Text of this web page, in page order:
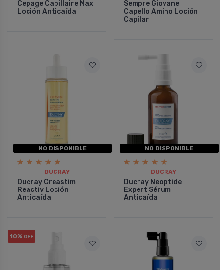
Cepage Capillaire Max
Loción Anticaí­da
Sempre Giovane
Capello Amino Loción
Capilar
NO DISPONIBLE
DUCRAY
Ducray Creastim
Reactiv Loción
Anticaída
NO DISPONIBLE
DUCRAY
Ducray Neoptide
Expert Sérum
Anticaída
10% OFF